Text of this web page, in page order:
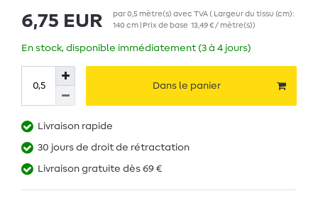
6,75 EUR par0,5 mètre(s) avec TVA( Largeur du tissu (cm):
140 cm | Prix de base 13,49 € / mètre(s))
En stock, disponible immédiatement (3 à 4 jours)
Dans le panier
Livraison rapide
30 jours de droit de rétractation
Livraison gratuite dès 69 €